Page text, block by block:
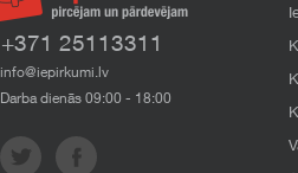
+371 25113311
info@iepirkumi.lv
Darba dienās 09:00 - 18:00